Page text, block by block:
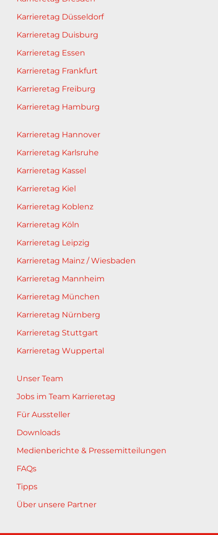
Karrieretag Düsseldorf
Karrieretag Duisburg
Karrieretag Essen
Karrieretag Frankfurt
Karrieretag Freiburg
Karrieretag Hamburg
Karrieretag Hannover
Karrieretag Karlsruhe
Karrieretag Kassel
Karrieretag Kiel
Karrieretag Koblenz
Karrieretag Köln
Karrieretag Leipzig
Karrieretag Mainz / Wiesbaden
Karrieretag Mannheim
Karrieretag München
Karrieretag Nürnberg
Karrieretag Stuttgart
Karrieretag Wuppertal
Unser Team
Jobs im Team Karrieretag
Für Aussteller
Downloads
Medienberichte & Pressemitteilungen
FAQs
Tipps
Über unsere Partner